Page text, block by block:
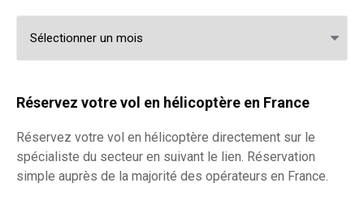
Réservez votre vol en hélicoptère en France
Réservez votre vol en hélicoptère directement sur le
spécialiste du secteur en suivant le lien. Réservation
simple auprès de la majorité des opérateurs en France.